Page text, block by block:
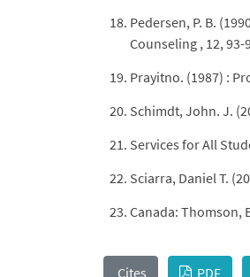
Pedersen, P. B.
Counseling , 12, 93-
Prayitno. (1987) :
Schimdt, John. J.
Services for All
Sciarra, Daniel T.
Canada: Thomson,
Cites PDF